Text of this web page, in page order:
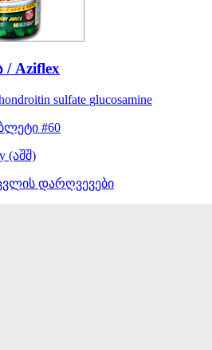
Aziflex
sulfate glucosamine
#60
(აშშ)
დარღვევები